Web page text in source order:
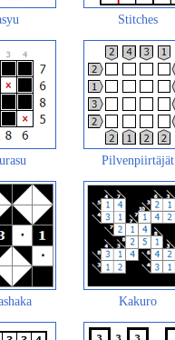
Stitches
Pilvenpiirtäjät
Kakuro